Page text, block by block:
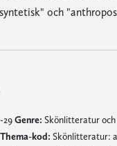
och
29Genre: Skönlitteratur
Thema-kod: Skönlitteratur: